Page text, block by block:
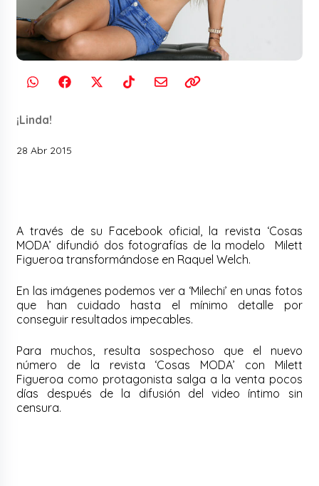
¡Linda!
28 Abr 2015
A través de su Facebook oficial, la revista ‘Cosas
MODA’ difundió dos fotografías de la modelo Milett
Figueroa transformándose en Raquel Welch.
En las imágenes podemos ver a ‘Milechi’ en unas fotos
que han cuidado hasta el mínimo detalle por
conseguir resultados impecables.
Para muchos, resulta sospechoso que el nuevo
número de la revista ‘Cosas MODA’ con Milett
Figueroa como protagonista salga a la venta pocos
días después de la difusión del video íntimo sin
censura.